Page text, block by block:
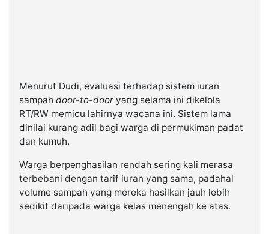
Menurut Dudi, evaluasi terhadap sistem iuran
sampah door-to-door yang selama ini dikelola
RT/RW memicu lahirnya wacana ini. Sistem lama
dinilai kurang adil bagi warga di permukiman padat
dan kumuh.
Warga berpenghasilan rendah sering kali merasa
terbebani dengan tarif iuran yang sama, padahal
volume sampah yang mereka hasilkan jauh lebih
sedikit daripada warga kelas menengah ke atas.